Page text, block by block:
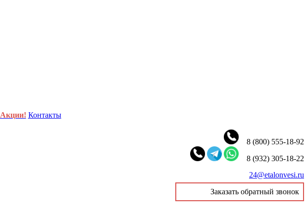
Акции! Контакты
8 (800) 555-18-92
8 (932) 305-18-22
24@etalonvesi.ru
Заказать обратный звонок